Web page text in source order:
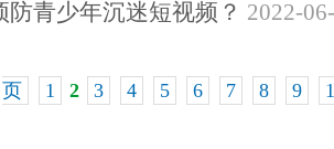
防青少年沉迷短视频？ 2022-
页 1 2 3 4 5 6 7 8 9